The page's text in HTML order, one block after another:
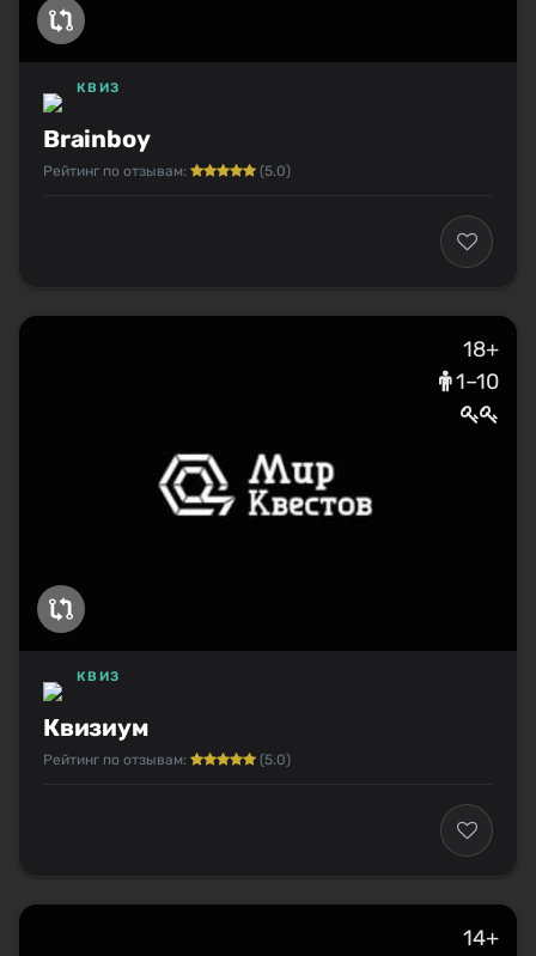
Brainboy
КВИЗ
Рейтинг по отзывам: (5.0)
18+
1–10
Квизиум
КВИЗ
Рейтинг по отзывам: (5.0)
14+